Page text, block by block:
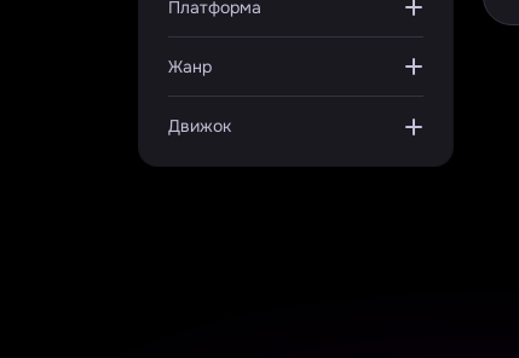
Платформа
Жанр
Движок